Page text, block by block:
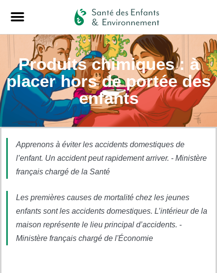
Produits chimiques : à
placer hors de portée des
enfants
Apprenons à éviter les accidents domestiques de
l’enfant. Un accident peut rapidement arriver. - Ministère
français chargé de la Santé
Les premières causes de mortalité chez les jeunes
enfants sont les accidents domestiques. L’intérieur de la
maison représente le lieu principal d’accidents. -
Ministère français chargé de l'Économie